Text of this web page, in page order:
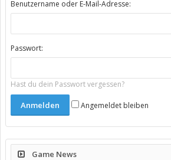
Benutzername oder E-Mail-Adresse:
Passwort:
Hast du dein Passwort vergessen?
Angemeldet bleiben
Game News